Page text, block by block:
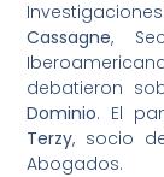
Cassagne,
debatieron
Dominio. El
Terzy, socio
Abogados.